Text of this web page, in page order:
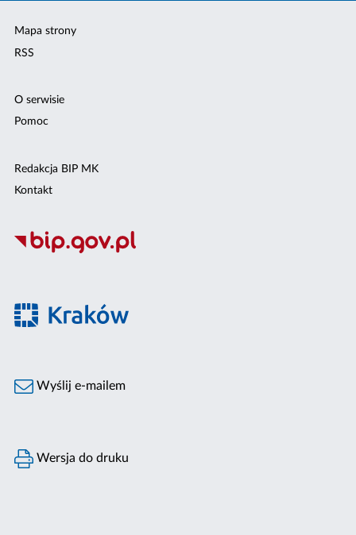
Mapa strony
RSS
O serwisie
Pomoc
Redakcja BIP MK
Kontakt
Wyślij e-mailem
Wersja do druku